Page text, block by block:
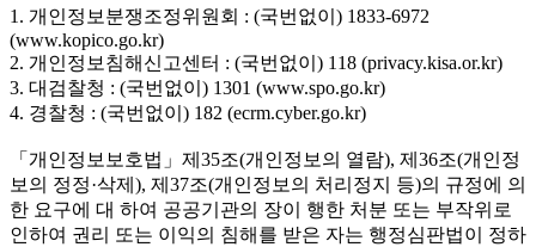
1. 개인정보분쟁조정위원회 : (국번없이) 1833-6972
(www.kopico.go.kr)
2. 개인정보침해신고센터 : (국번없이) 118 (privacy.kisa.or.kr)
3. 대검찰청 : (국번없이) 1301 (www.spo.go.kr)
4. 경찰청 : (국번없이) 182 (ecrm.cyber.go.kr)
「개인정보보호법」제35조(개인정보의 열람), 제36조(개인정
보의 정정·삭제), 제37조(개인정보의 처리정지 등)의 규정에 의
한 요구에 대 하여 공공기관의 장이 행한 처분 또는 부작위로
인하여 권리 또는 이익의 침해를 받은 자는 행정심판법이 정하